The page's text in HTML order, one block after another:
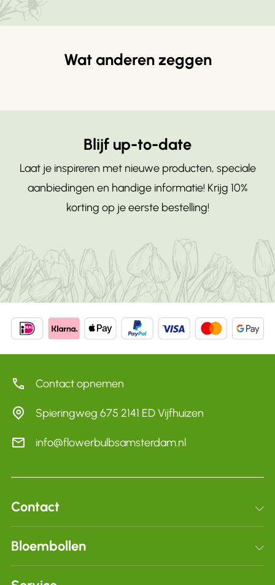
Wat anderen zeggen
Blijf up-to-date
Laat je inspireren met nieuwe producten, speciale
aanbiedingen en handige informatie! Krijg 10%
korting op je eerste bestelling!
Bloembollen
Bloembollen
Contact
Schrijf je in voor onze nieuwsbrief
Contact opnemen
Spieringweg 675 2141 ED Vijfhuizen
info@flowerbulbsamsterdam.nl